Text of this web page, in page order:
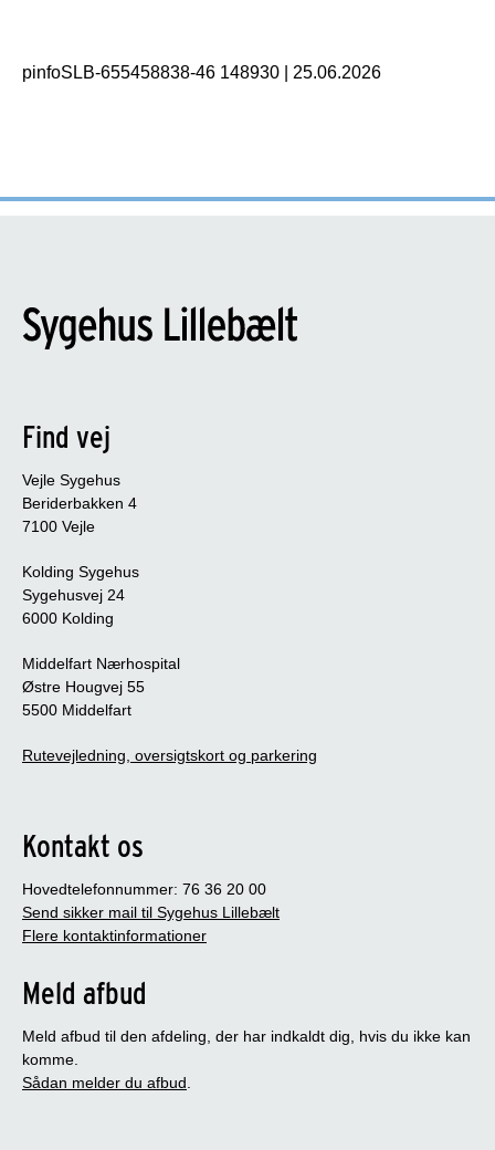
pinfoSLB-655458838-46 148930 25.06.2026
Find vej
Vejle Sygehus
Beriderbakken 4
7100 Vejle
Kolding Sygehus
Sygehusvej 24
6000 Kolding
Middelfart Nærhospital
Østre Hougvej 55
5500 Middelfart
Rutevejledning, oversigtskort og parkering
Kontakt os
Hovedtelefonnummer: 76 36 20 00
Send sikker mail til Sygehus Lillebælt
Flere kontaktinformationer
Meld afbud
Meld afbud til den afdeling, der har indkaldt dig, hvis du ikke kan
komme.
Sådan melder du afbud.